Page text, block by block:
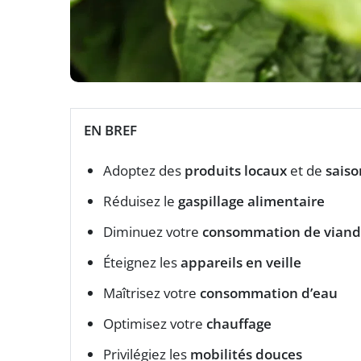
EN BREF
Adoptez des produits locaux et de
Réduisez le gaspillage alimentaire
Diminuez votre consommation de
Éteignez lesappareils en veille
Maîtrisez votre consommation d’eau
Optimisez votre chauffage
Privilégiez les mobilités douces